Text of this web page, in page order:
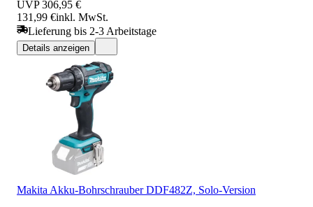
UVP 306,95 €
131,99 €inkl. MwSt.
Lieferung bis 2-3 Arbeitstage
Details anzeigen
Makita Akku-Bohrschrauber DDF482Z, Solo-Version